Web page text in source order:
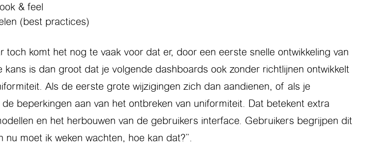
& feel
(best practices)
komt het nog te vaak voor dat er, door een eerste snelle ontwikkeling van
is dan groot dat je volgende dashboards ook zonder richtlijnen ontwikkelt
Als de eerste grote wijzigingen zich dan aandienen, of als je
beperkingen aan van het ontbreken van uniformiteit. Dat betekent extra
en het herbouwen van de gebruikers interface. Gebruikers begrijpen dit
moet ik weken wachten, hoe kan dat?”.